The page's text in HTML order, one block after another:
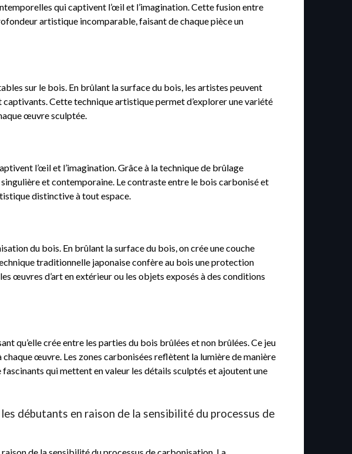
qui captivent l’œil et l’imagination. Cette fusion entre
artistique incomparable, faisant de chaque pièce un
sur le bois. En brûlant la surface du bois, les artistes peuvent
Cette technique artistique permet d’explorer une variété
œuvre sculptée.
l’œil et l’imagination. Grâce à la technique de brûlage
et contemporaine. Le contraste entre le bois carbonisé et
distinctive à tout espace.
du bois. En brûlant la surface du bois, on crée une couche
traditionnelle japonaise confère au bois une protection
œuvres d’art en extérieur ou les objets exposés à des conditions
qu’elle crée entre les parties du bois brûlées et non brûlées. Ce jeu
œuvre. Les zones carbonisées reflètent la lumière de manière
qui mettent en valeur les détails sculptés et ajoutent une
débutants en raison de la sensibilité du processus de